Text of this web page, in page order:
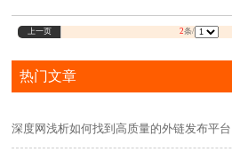
在建设的过程中
然网站搭建起来
上一页 2条/
热门文章
深度网浅析如何找到高质量的外链发布平台